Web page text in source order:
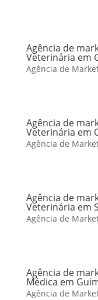
Agência de
Veterinária em
Agência de
Agência de
Veterinária em
Agência de
Agência de
Veterinária em
Agência de
Agência de
Médica em
Agência de